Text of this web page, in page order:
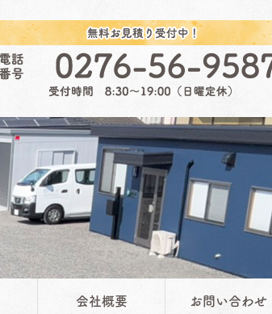
会社概要 お問い合わせ